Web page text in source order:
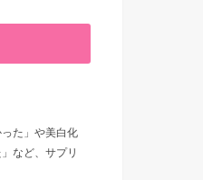
た」や美白化
など、サプリ